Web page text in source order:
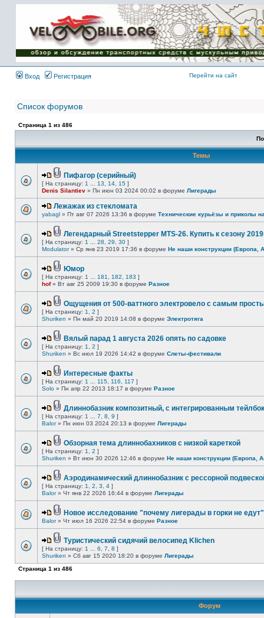
Имя пользователя:
Пароль:
{ LOG_ME_IN_SHORT
}
Вход
Регистрация Перейти на сайт
Список форумов
Страница 1 из 486
Темы
Пифагор (серийный)
[ На страницу: 1 13 14 15 ]
Denis Silantiev » Пн июн 03 2024 00:02 в форуме Лигерады
Лежажак из стекломата
yabagl » Пт авг 07 2026 13:36 в форуме Технические курьёзы и приколы
Легендарный Streetstepper MTS-26. Купить к сезону
[ На страницу: 1 28 29 30 ]
Modulator» Ср янв 23 2019 17:36 в форуме Не наши конструкции (Европа,
Юмор
[ На страницу: 1 181 182 183 ]
hof» Вт авг 25 2009 19:30 в форуме Разное
Ощущения от 500-ваттного электровело с самым
[ На страницу: 1 2 ]
Shuriken » Пн май 20 2019 14:08 в форуме Электротяга
Вялый парад 1 августа 2026 опять по садовке
[ На страницу: 1 2 ]
Shuriken » Вс июл 19 2026 14:42 в форуме Слеты-фестивали
Интересные факты
[ На страницу: 1 115 116 117 ]
Solo » Пн апр 22 2013 18:17 в форуме Разное
Длиннобазник композитный, с интегрированным
[ На страницу: 1 7 8 9 ]
Balor» Пн июн 03 2024 20:13 в форуме Лигерады
Обзорная тема длиннобахников с низкой кареткой
[ На страницу: 1 2 ]
Shuriken » Вт июн 30 2026 12:46 в форуме Не наши конструкции (Европа,
Аэродинамический длиннобазник с рессорной
[ На страницу: 1 2 3 4 ]
Balor» Чт янв 22 2026 16:44 в форуме Лигерады
Новое исследование "почему лигерады в горки не
Balor» Чт июл 16 2026 22:54 в форуме Разное
Туристический сидячий велосипед Klichen
[ На страницу: 1 6 7 8 ]
Shuriken » Сб авг 15 2020 18:20 в форуме Лигерады
Страница 1 из 486
Форум